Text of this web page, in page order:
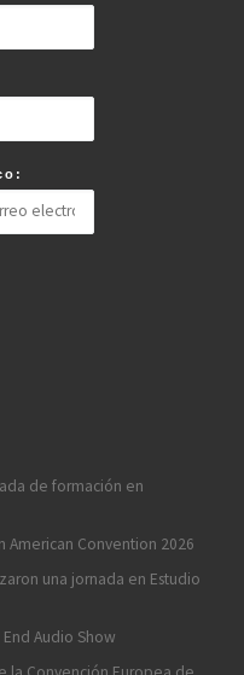
de formación en
American Convention 2026
una jornada en Estudio
Audio Show